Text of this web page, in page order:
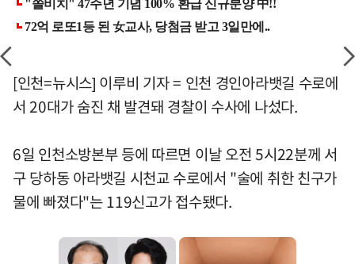
[인천=뉴시스] 이루비 기자 = 인천 경인아라뱃길 수로에
서 20대가 숨진 채 발견돼 경찰이 수사에 나섰다.
6일 인천소방본부 등에 따르면 이날 오전 5시22분께 서
구 당하동 아라뱃길 시천교 수로에서 "술에 취한 친구가
물에 빠졌다"는 119신고가 접수됐다.